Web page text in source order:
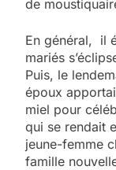
de
En général, il
mariés
Puis, le
époux
miel pour
qui se rendait
jeune-femme
famille